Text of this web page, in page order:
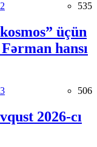
535
üçün
hansı
506
2026-cı